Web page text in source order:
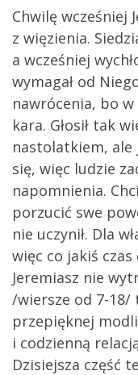
Chwilę wcześniej
z więzienia.
a wcześniej
wymagał od
nawrócenia, bo
kara. Głosił tak
nastolatkiem, ale
się, więc ludzie
napomnienia.
porzucić swe
nie uczynił. Dla
więc co jakiś czas
Jeremiasz nie
/wiersze od 7-18/
przepięknej
i codzienną
Dzisiejsza część